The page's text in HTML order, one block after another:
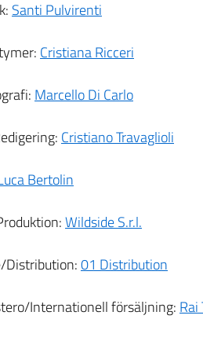
Santi Pulvirenti
Cristiana Ricceri
Marcello Di Carlo
Cristiano Travaglioli
Bertolin
Wildside S.r.l.
Distribution:01 Distribution
Internationell försäljning: Rai